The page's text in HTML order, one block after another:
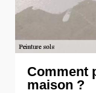
Comment
maison ?